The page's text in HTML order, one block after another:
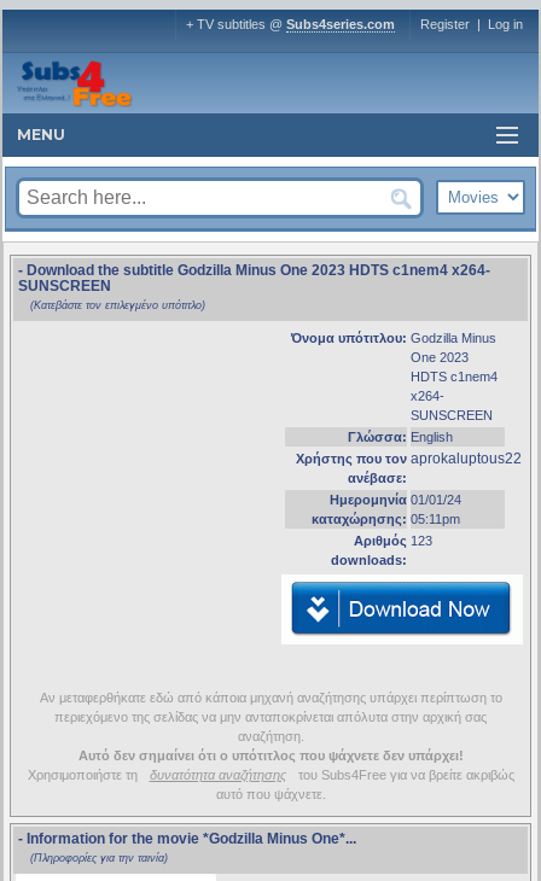
+ TV subtitles @ Subs4series.com Register | Log in
MENU
- Download the subtitle Godzilla Minus One 2023 HDTS c1nem4 x264-
SUNSCREEN
(Κατεβάστε τον επιλεγμένο υπότιτλο)
Όνομα υπότιτλου: Godzilla Minus
One 2023
HDTS c1nem4
x264-
SUNSCREEN
Γλώσσα: English
Χρήστης που τον
ανέβασε:
aprokaluptous22
Ημερομηνία
καταχώρησης:
01/01/24
05:11pm
Αριθμός
downloads:
123
Αν μεταφερθήκατε εδώ από κάποια μηχανή αναζήτησης υπάρχει περίπτωση το
περιεχόμενο της σελίδας να μην ανταποκρίνεται απόλυτα στην αρχική σας
αναζήτηση.
Αυτό δεν σημαίνει ότι ο υπότιτλος που ψάχνετε δεν υπάρχει!
Χρησιμοποιήστε τη
δυνατότητα αναζήτησης
του Subs4Free για να βρείτε ακριβώς
αυτό που ψάχνετε.
- Information for the movie *Godzilla Minus One*...
(Πληροφορίες για την ταινία)